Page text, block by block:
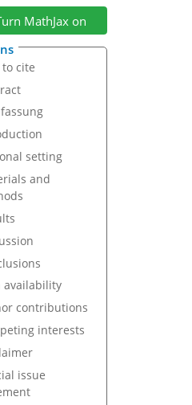
MathJax on
to cite
setting
and
availability
contributions
interests
issue